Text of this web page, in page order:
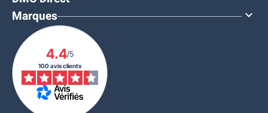
Marques 
4.4/5
100 avis clients